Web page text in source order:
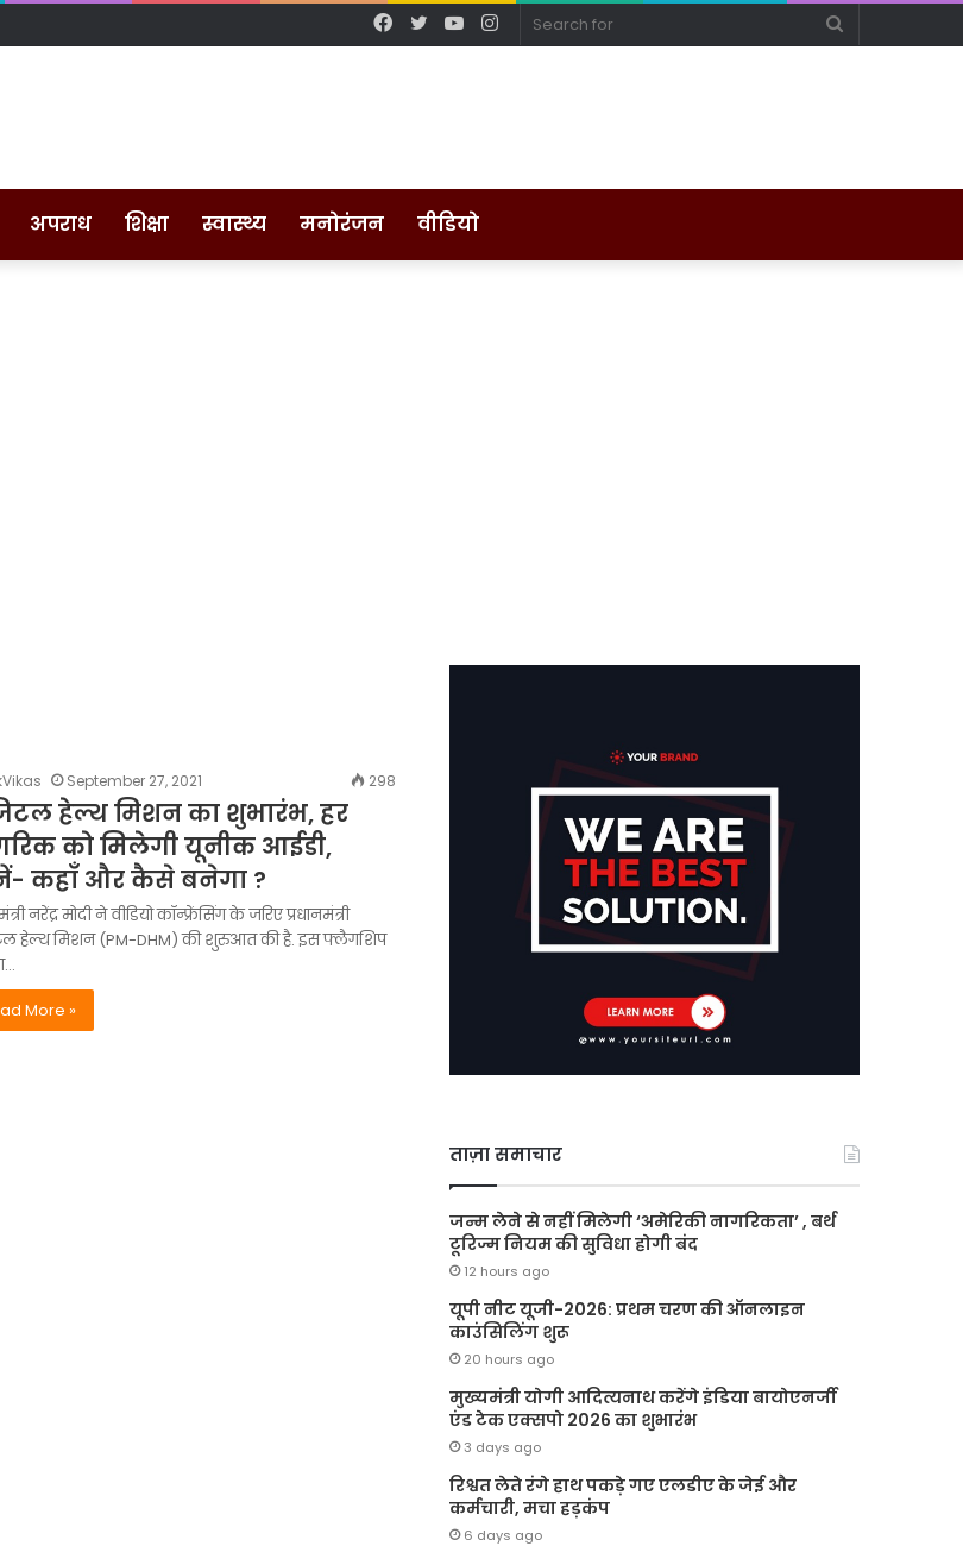
Instagram
YouTube
Twitter
Facebook
अपराध शिक्षा स्वास्थ्य मनोरंजन वीडियो
September 27, 2021 298
हेल्थ मिशन का शुभारंभ, हर
को मिलेगी यूनीक आईडी,
कहाँ और कैसे बनेगा ?
नरेंद्र मोदी ने वीडियो कॉन्फ्रेंसिंग के जरिए प्रधानमंत्री
हेल्थ मिशन (PM-DHM) की शुरुआत की है. इस फ्लैगशिप
More »
ताज़ा समाचार
जन्म लेने से नहीं मिलेगी ‘अमेरिकी नागरिकता’ , बर्थ
टूरिज्म नियम की सुविधा होगी बंद
12 hours ago
यूपी नीट यूजी-2026: प्रथम चरण की ऑनलाइन
काउंसिलिंग शुरू
20 hours ago
मुख्यमंत्री योगी आदित्यनाथ करेंगे इंडिया बायोएनर्जी
एंड टेक एक्सपो 2026 का शुभारंभ
3 days ago
रिश्वत लेते रंगे हाथ पकड़े गए एलडीए के जेई और
कर्मचारी, मचा हड़कंप
6 days ago